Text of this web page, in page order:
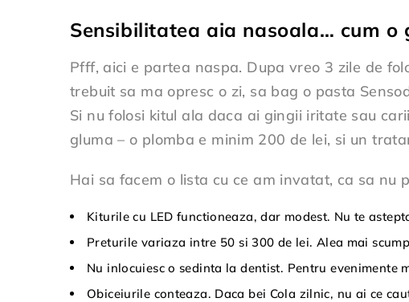
Sensibilitatea aia nasoala… cum o
Pfff, aici e partea naspa. Dupa vreo 3 zile de
trebuit sa ma opresc o zi, sa bag o pasta
Si nu folosi kitul ala daca ai gingii iritate sau
gluma – o plomba e minim 200 de lei, si un
Hai sa facem o lista cu ce am invatat, ca sa nu
Kiturile cu LED functioneaza, dar modest. Nu te
Preturile variaza intre 50 si 300 de lei. Alea mai
Nu inlocuiesc o sedinta la dentist. Pentru
Obiceiurile conteaza. Daca bei Cola zilnic, nu ai ce